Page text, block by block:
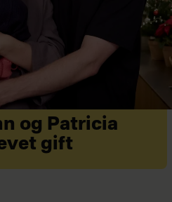
og Patricia
gift